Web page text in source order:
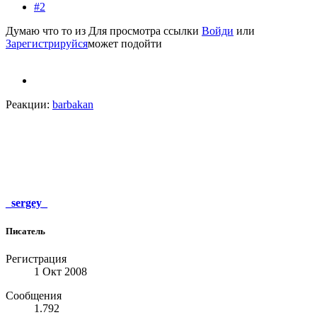
#2
Думаю что то из Для просмотра ссылки Войди или
Зарегистрируйсяможет подойти
Реакции: barbakan
_sergey_
Писатель
Регистрация
1 Окт 2008
Сообщения
1.792